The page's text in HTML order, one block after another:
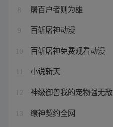
8 屠百户者则为雄
9 百斩屠神动漫
10 百斩屠神免费观看动漫
小说斩天
12 神级御兽我的宠物强无敌
13 缞神契约全网